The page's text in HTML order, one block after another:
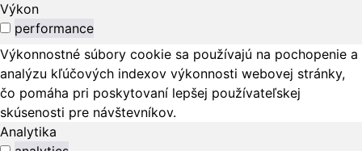
Výkon
performance
Výkonnostné súbory cookie sa používajú na pochopenie a
analýzu kľúčových indexov výkonnosti webovej stránky,
čo pomáha pri poskytovaní lepšej používateľskej
skúsenosti pre návštevníkov.
Analytika